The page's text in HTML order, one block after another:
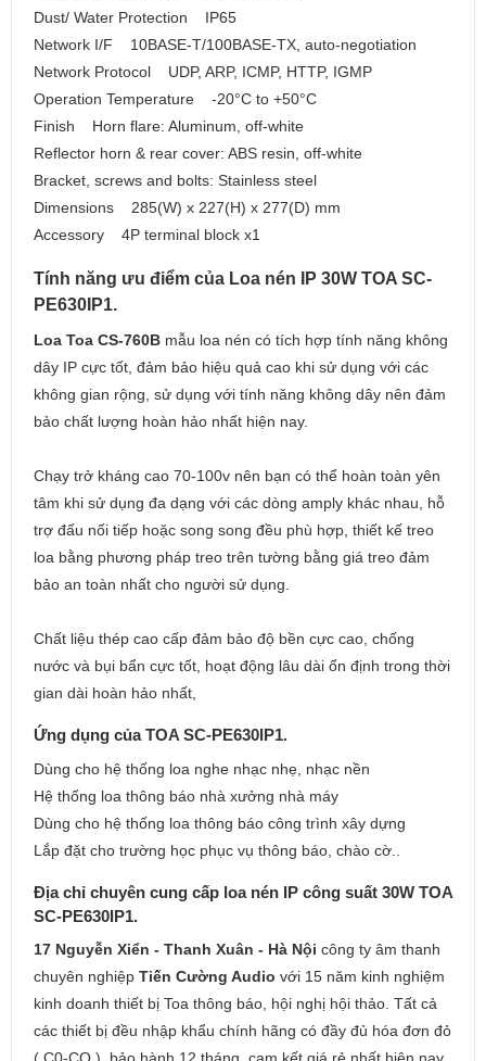
Dust/ Water Protection IP65
Network I/F 10BASE-T/100BASE-TX, auto-negotiation
Network Protocol UDP, ARP, ICMP, HTTP, IGMP
Operation Temperature -20°C to +50°C
Finish Horn flare: Aluminum, off-white
Reflector horn & rear cover: ABS resin, off-white
Bracket, screws and bolts: Stainless steel
Dimensions 285(W) x 227(H) x 277(D) mm
Accessory 4P terminal block x1
Tính năng ưu điểm của Loa nén IP 30W TOA SC-
PE630IP1.
Loa Toa CS-760B mẫu loa nén có tích hợp tính năng không
dây IP cực tốt, đảm bảo hiệu quả cao khi sử dụng với các
không gian rộng, sử dụng với tính năng không dây nên đảm
bảo chất lượng hoàn hảo nhất hiện nay.
Chạy trở kháng cao 70-100v nên bạn có thể hoàn toàn yên
tâm khi sử dụng đa dạng với các dòng amply khác nhau, hỗ
trợ đấu nối tiếp hoặc song song đều phù hợp, thiết kế treo
loa bằng phương pháp treo trên tường bằng giá treo đảm
bảo an toàn nhất cho người sử dụng.
Chất liệu thép cao cấp đảm bảo độ bền cực cao, chống
nước và bụi bẩn cực tốt, hoạt động lâu dài ổn định trong thời
gian dài hoàn hảo nhất,
Ứng dụng của TOA SC-PE630IP1.
Dùng cho hệ thống loa nghe nhạc nhẹ, nhạc nền
Hệ thống loa thông báo nhà xưởng nhà máy
Dùng cho hệ thống loa thông báo công trình xây dựng
Lắp đặt cho trường học phục vụ thông báo, chào cờ..
Địa chỉ chuyên cung cấp loa nén IP công suất 30W TOA
SC-PE630IP1.
17 Nguyễn Xiển - Thanh Xuân - Hà Nội công ty âm thanh
chuyên nghiệp Tiến Cường Audio với 15 năm kinh nghiệm
kinh doanh thiết bị Toa thông báo, hội nghị hội thảo. Tất cả
các thiết bị đều nhập khẩu chính hãng có đầy đủ hóa đơn đỏ